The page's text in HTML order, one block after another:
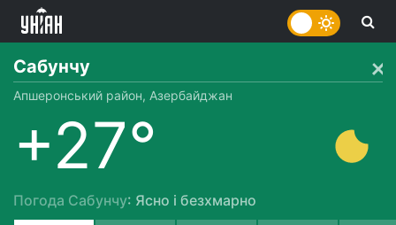
Сабунчу
Апшеронський район, Азербайджан
+27°
Погода Сабунчу: Ясно і безхмарно